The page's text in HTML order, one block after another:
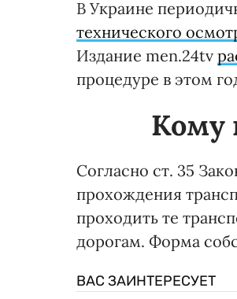
В Украине
технического
Издание men.24tv
процедуре в этом
Кому
Согласно ст. 35
прохождения
проходить те
дорогам. Форма
ВАС ЗАИНТЕРЕСУЕТ